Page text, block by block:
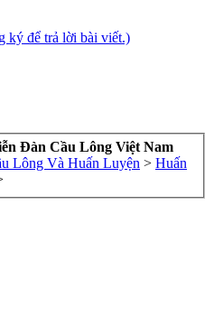
ký để trả lời bài viết.)
Đàn Cầu Lông Việt Nam
Lông Và Huấn Luyện > Huấn